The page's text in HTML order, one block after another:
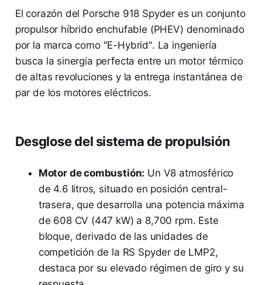
El corazón del Porsche 918 Spyder es un conjunto
propulsor híbrido enchufable (PHEV) denominado
por la marca como "E-Hybrid". La ingeniería
busca la sinergia perfecta entre un motor térmico
de altas revoluciones y la entrega instantánea de
par de los motores eléctricos.
Desglose del sistema de propulsión
Motor de combustión: Un V8 atmosférico
de 4.6 litros, situado en posición central-
trasera, que desarrolla una potencia máxima
de 608 CV (447 kW) a 8,700 rpm. Este
bloque, derivado de las unidades de
competición de la RS Spyder de LMP2,
destaca por su elevado régimen de giro y su